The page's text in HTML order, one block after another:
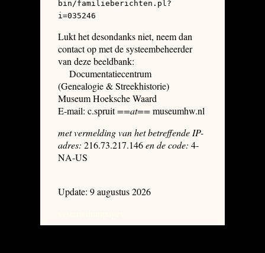
bin/familieberichten.pl?
i=035246
Lukt het desondanks niet, neem dan
contact op met de systeembeheerder
van deze beeldbank:
Documentatiecentrum
(Genealogie & Streekhistorie)
Museum Hoeksche Waard
E-mail: c.spruit==at==museumhw.nl
met vermelding van het betreffende IP-
adres: 216.73.217.146en de code: 4-
NA-US
Update: 9 augustus 2026